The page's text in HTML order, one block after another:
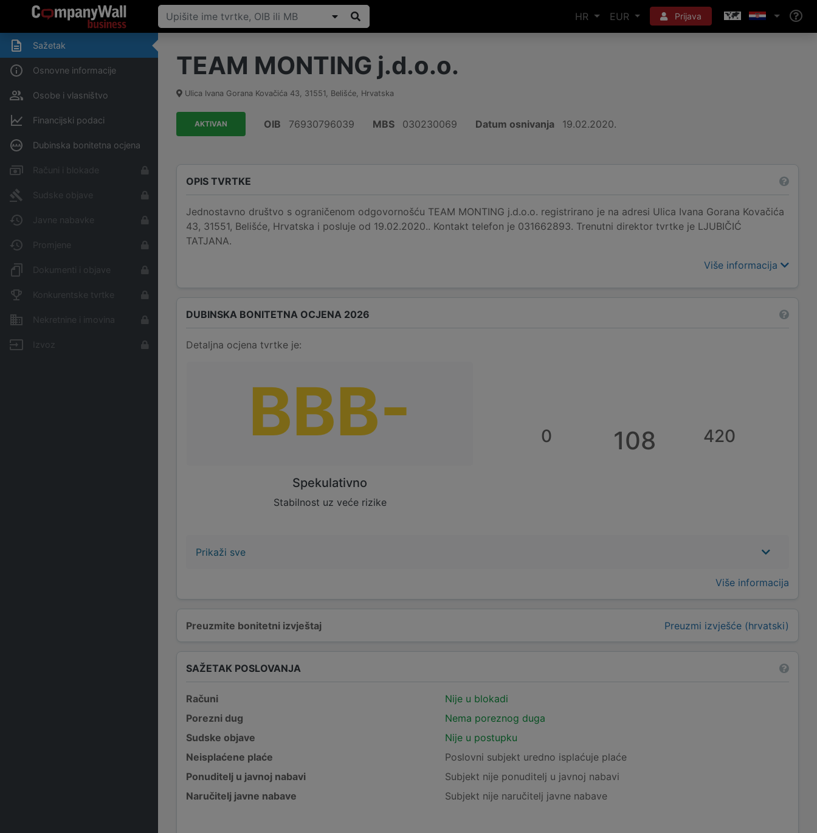
HR EUR Prijava
Sažetak
Osnovne informacije
Osobe i vlasništvo
Financijski podaci
Dubinska bonitetna ocjena
Računi i blokade
Sudske objave
Javne nabavke
Promjene
Dokumenti i objave
Konkurentske tvrtke
Nekretnine i imovina
Izvoz
TEAM MONTING j.d.o.o.
Ulica Ivana Gorana Kovačića 43, 31551, Belišće, Hrvatska
AKTIVAN OIB 76930796039 MBS 030230069 Datum osnivanja 19.02.2020.
OPIS TVRTKE
Jednostavno društvo s ograničenom odgovornošću TEAM MONTING j.d.o.o. registrirano je na adresi Ulica Ivana Gorana Kovačića
43, 31551, Belišće, Hrvatska i posluje od 19.02.2020.. Kontakt telefon je 031662893. Trenutni direktor tvrtke je LJUBIČIĆ
TATJANA.
Više informacija
Preuzmite bonitetni izvještaj Preuzmi izvješće (hrvatski)
DUBINSKA BONITETNA OCJENA 2026
Detaljna ocjena tvrtke je:
BBB-
Spekulativno
Stabilnost uz veće rizike
0 108 420
Prikaži sve
Više informacija
SAŽETAK POSLOVANJA
Računi
Nije u blokadi
Porezni dug
Nema poreznog duga
Sudske objave
Nije u postupku
Neisplaćene plaće
Poslovni subjekt uredno isplaćuje plaće
Ponuditelj u javnoj nabavi
Subjekt nije ponuditelj u javnoj nabavi
Naručitelj javne nabave
Subjekt nije naručitelj javne nabave